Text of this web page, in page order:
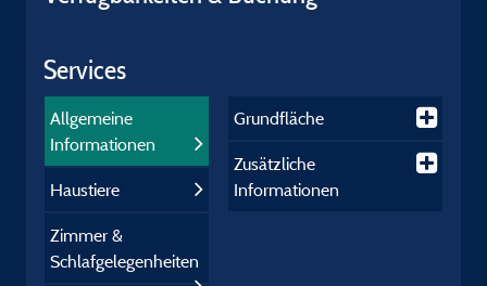
Services
Allgemeine
Informationen
Haustiere
Zimmer &
Schlafgelegenheiten
Grundfläche
Zusätzliche
Informationen